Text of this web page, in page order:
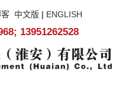
中文版 | ENGLISH
13951262528